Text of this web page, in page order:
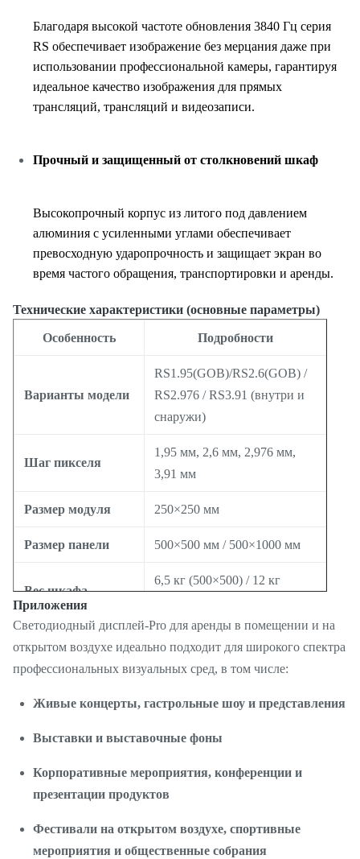
Благодаря высокой частоте обновления 3840 Гц серия
RS обеспечивает изображение без мерцания даже при
использовании профессиональной камеры, гарантируя
идеальное качество изображения для прямых
трансляций, трансляций и видеозаписи.
Прочный и защищенный от столкновений шкаф
Высокопрочный корпус из литого под давлением
алюминия с усиленными углами обеспечивает
превосходную ударопрочность и защищает экран во
время частого обращения, транспортировки и аренды.
Технические характеристики (основные параметры)
Особенность Подробности
Варианты модели
RS1.95(GOB)/RS2.6(GOB) /
RS2.976 / RS3.91 (внутри и
снаружи)
Шаг пикселя
1,95 мм, 2,6 мм, 2,976 мм,
3,91 мм
Размер модуля 250×250 мм
Размер панели 500×500 мм / 500×1000 мм
Вес шкафа
6,5 кг (500×500) / 12 кг
Частота
~300 Вт/м²
мощность
Приложения
Светодиодный дисплей-Pro для аренды в помещении и на
открытом воздухе идеально подходит для широкого спектра
профессиональных визуальных сред, в том числе:
Живые концерты, гастрольные шоу и представления
Выставки и выставочные фоны
Корпоративные мероприятия, конференции и
презентации продуктов
Фестивали на открытом воздухе, спортивные
мероприятия и общественные собрания